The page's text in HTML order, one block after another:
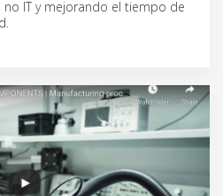
IT y mejorando el tiempo de